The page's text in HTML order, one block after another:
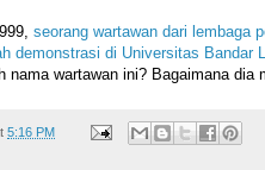
seorang wartawan dari lembaga
demonstrasi di Universitas Bandar
nama wartawan ini? Bagaimana dia
5:16 PM